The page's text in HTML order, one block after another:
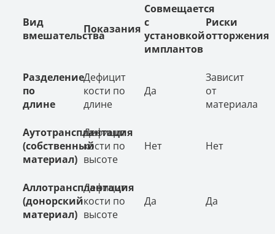
Вид
вмешательстваПоказания
Совмещается
с
установкой
имплантов
Риски
отторжения
Разделение
по
длине
Дефицит
кости по
длине
Да
Зависит
от
материала
Аутотрансплантация
(собственный
материал)
Дефицит
кости по
высоте
Нет Нет
Аллотрансплантация
(донорский
материал)
Дефицит
кости по
высоте
Да Да